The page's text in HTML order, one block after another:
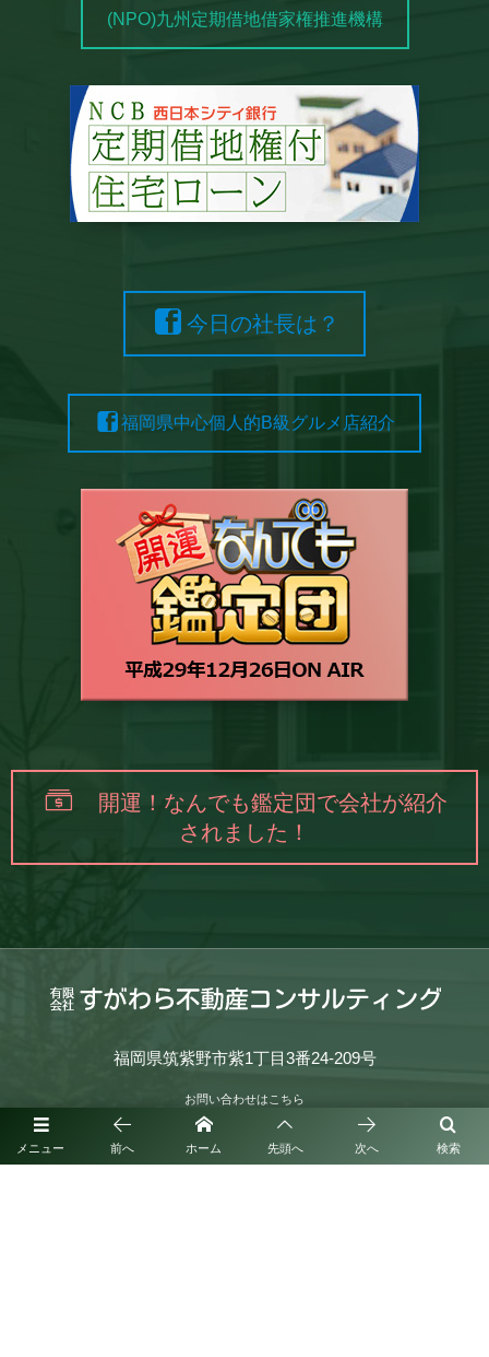
メニュー 検索
前へ ホーム 先頭へ 次へ
(NPO)九州定期借地借家権推進機構
今日の社長は？
福岡県中心個人的B級グルメ店紹介
開運！なんでも鑑定団で会社が紹介
されました！
福岡県筑紫野市紫1丁目3番24-209号
お問い合わせはこちら
080-7059-8005